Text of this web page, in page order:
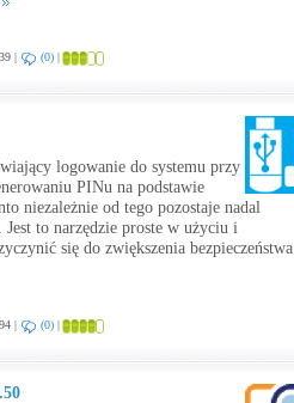
| (0) |
logowanie do systemu przy
PINu na podstawie
niezależnie od tego pozostaje nadal
Jest to narzędzie proste w użyciu i
się do zwiększenia bezpieczeństwa
| (0) |